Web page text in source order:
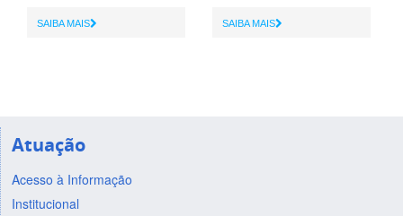
SAIBA MAIS SAIBA MAIS
Atuação
Acesso à Informação
Institucional